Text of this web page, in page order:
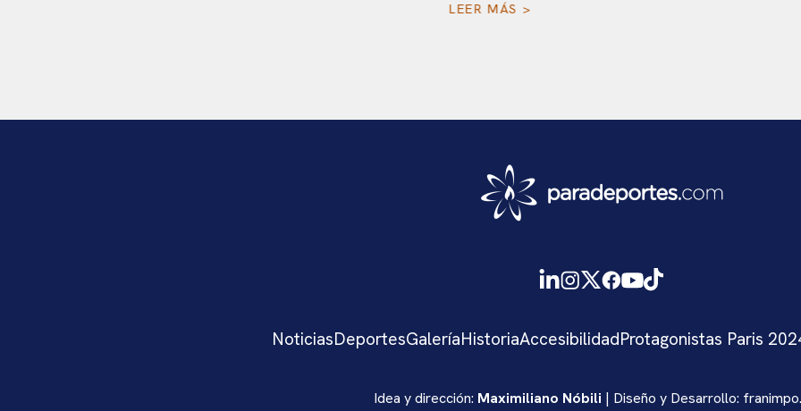
LEER MÁS >
NoticiasDeportesGaleríaHistoriaAccesibilidadProtagonistas Paris
Idea y dirección: Maximiliano Nóbili | Diseño y Desarrollo: